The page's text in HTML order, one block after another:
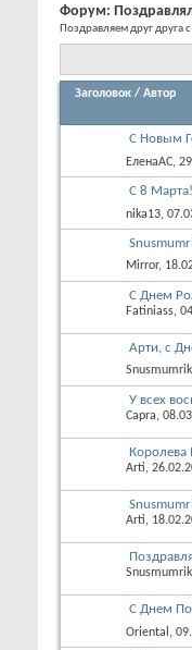
Форум:
Поздравляем друг друга
Заголовок / Автор
С Новым
ЕленаАС,
С 8 Марта!
nika13,
Mirror,
С Днем
Fatiniass,
Арти, с
Snusmumrik
У всех
Capra,
Arti,
Arti,
Snusmumrik
C Днем
Oriental ,